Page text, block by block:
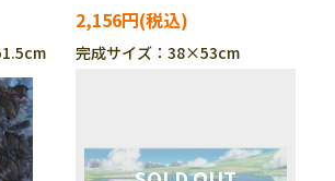
2,156円
完成サイズ：38×53cm